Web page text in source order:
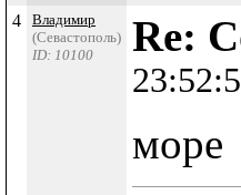
4
Владимир
(Севастополь)
ID: 10100
Re:
море